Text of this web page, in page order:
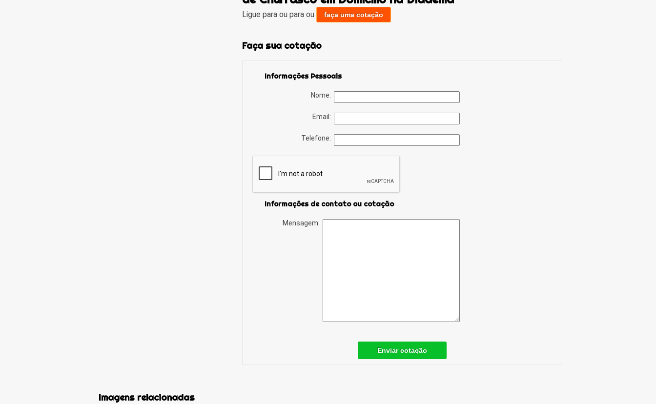
Ligue para ou para ou faça uma cotação
Faça sua cotação
Informações Pessoais
Nome:
Email:
Telefone:
Informações de contato ou cotação
Mensagem:
Enviar cotação
Imagens relacionadas